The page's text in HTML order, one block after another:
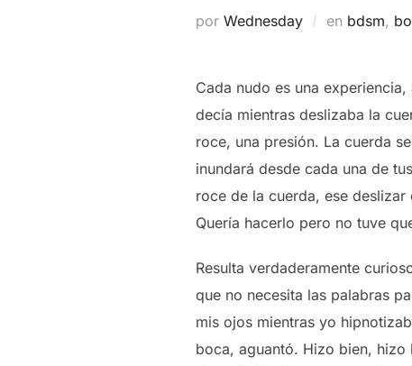
por Wednesday en bdsm,
Cada nudo es una
decía mientras deslizaba la
roce, una presión. La cuerda
inundará desde cada una de
roce de la cuerda, ese
Quería hacerlo pero no tuve
Resulta verdaderamente
que no necesita las palabras
mis ojos mientras yo
boca, aguantó. Hizo bien,